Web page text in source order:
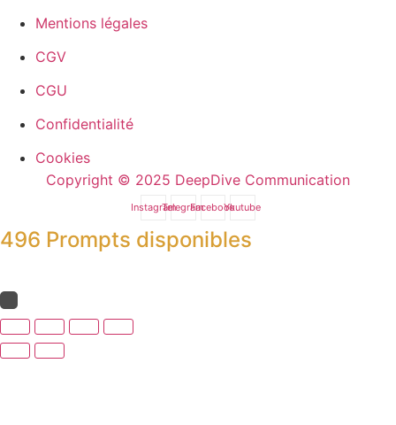
Mentions légales
CGV
CGU
Confidentialité
Cookies
Copyright © 2025 DeepDive Communication
InstagramTelegramFacebookYoutube
496 Prompts disponibles